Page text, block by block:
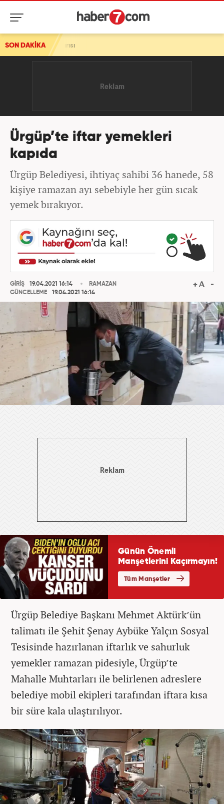
SON DAKİKA
Ürgüp’te iftar yemekleri
kapıda
Ürgüp Belediyesi, ihtiyaç sahibi 36 hanede, 58
kişiye ramazan ayı sebebiyle her gün sıcak
yemek bırakıyor.
GİRİŞ
19.04.2021 16:14
GÜNCELLEME
19.04.2021 16:14
RAMAZAN
Ürgüp Belediye Başkanı Mehmet Aktürk’ün
talimatı ile Şehit Şenay Aybüke Yalçın Sosyal
Tesisinde hazırlanan iftarlık ve sahurluk
yemekler ramazan pidesiyle, Ürgüp’te
Mahalle Muhtarları ile belirlenen adreslere
belediye mobil ekipleri tarafından iftara kısa
bir süre kala ulaştırılıyor.